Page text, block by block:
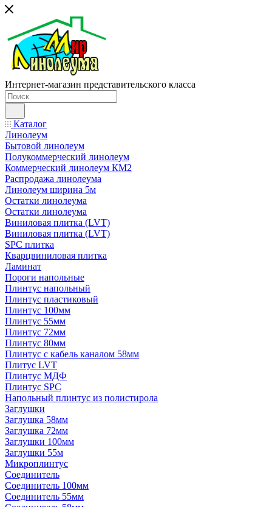
Интернет-магазин представительского класса
Каталог
Линолеум
Бытовой линолеум
Полукоммерческий линолеум
Коммерческий линолеум КМ2
Распродажа линолеума
Линолеум ширина 5м
Остатки линолеума
Остатки линолеума
Виниловая плитка (LVT)
Виниловая плитка (LVT)
SPC плитка
Кварцвиниловая плитка
Ламинат
Пороги напольные
Плинтус напольный
Плинтус пластиковый
Плинтус 100мм
Плинтус 55мм
Плинтус 72мм
Плинтус 80мм
Плинтус с кабель каналом 58мм
Плитус LVT
Плинтус МДФ
Плинтус SPC
Напольный плинтус из полистирола
Заглушки
Заглушка 58мм
Заглушка 72мм
Заглушки 100мм
Заглушки 55м
Микроплинтус
Соединитель
Соединитель 100мм
Соединитель 55мм